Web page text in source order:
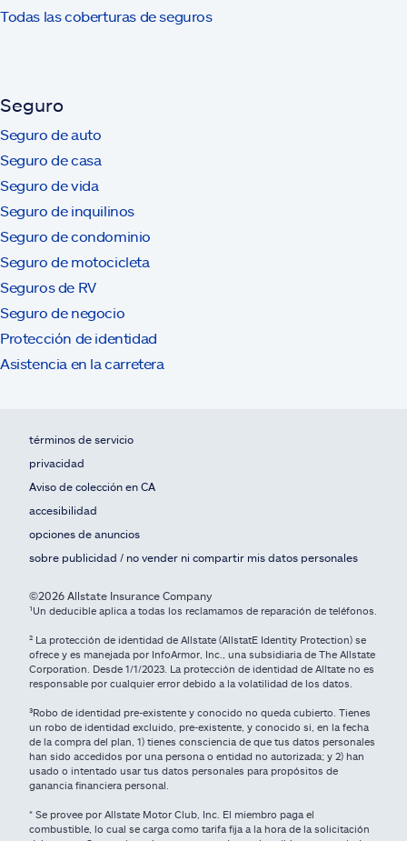
Todas las coberturas de seguros
Seguro
Seguro de auto
Seguro de casa
Seguro de vida
Seguro de inquilinos
Seguro de condominio
Seguro de motocicleta
Seguros de RV
Seguro de negocio
Protección de identidad
Asistencia en la carretera
términos de servicio
privacidad
Aviso de colección en CA
accesibilidad
opciones de anuncios
sobre publicidad / no vender ni compartir mis datos personales
©2026 Allstate Insurance Company
¹Un deducible aplica a todas los reclamamos de reparación de teléfonos.
² La protección de identidad de Allstate (AllstatE Identity Protection) se
ofrece y es manejada por InfoArmor, Inc., una subsidiaria de The Allstate
Corporation. Desde 1/1/2023. La protección de identidad de Alltate no es
responsable por cualquier error debido a la volatilidad de los datos.
³Robo de identidad pre-existente y conocido no queda cubierto. Tienes
un robo de identidad excluido, pre-existente, y conocido si, en la fecha
de la compra del plan, 1) tienes consciencia de que tus datos personales
han sido accedidos por una persona o entidad no autorizada; y 2) han
usado o intentado usar tus datos personales para propósitos de
ganancia financiera personal.
* Se provee por Allstate Motor Club, Inc. El miembro paga el
combustible, lo cual se carga como tarifa fija a la hora de la solicitación